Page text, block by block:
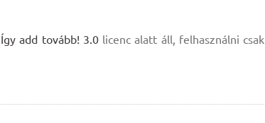
add tovább! 3.0licenc alatt áll, felhasználni csak